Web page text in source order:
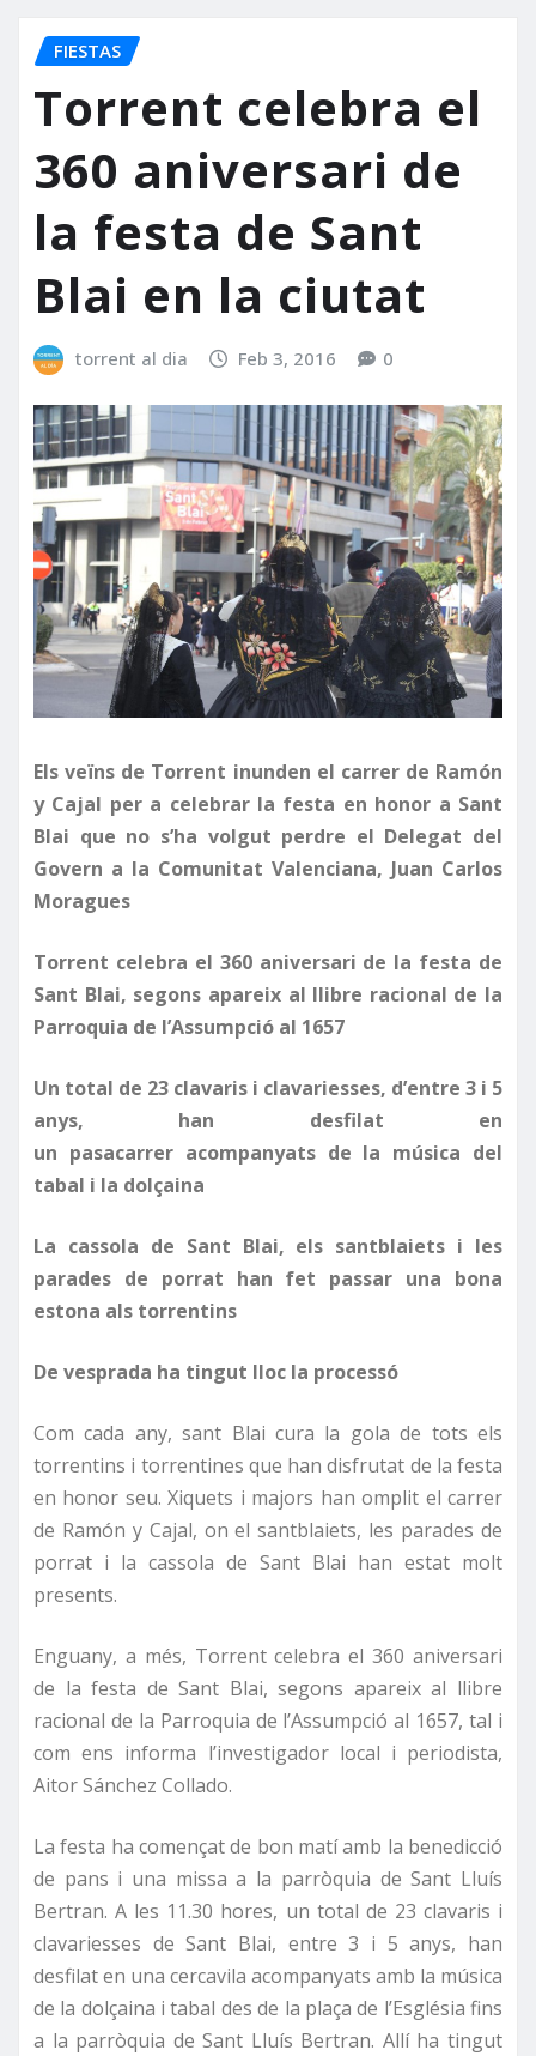
FIESTAS
Torrent celebra el
360 aniversari de
la festa de Sant
Blai en la ciutat
torrent al dia Feb 3, 2016 0
Els veïns de Torrent inunden el carrer de Ramón
y Cajal per a celebrar la festa en honor a Sant
Blai que no s’ha volgut perdre el Delegat del
Govern a la Comunitat Valenciana, Juan Carlos
Moragues
Torrent celebra el 360 aniversari de la festa de
Sant Blai, segons apareix al llibre racional de la
Parroquia de l’Assumpció al 1657
Un total de 23 clavaris i clavariesses, d’entre 3 i 5
anys, han desfilat en
un pasacarrer acompanyats de la música del
tabal i la dolçaina
La cassola de Sant Blai, els santblaiets i les
parades de porrat han fet passar una bona
estona als torrentins
De vesprada ha tingut lloc la processó
Com cada any, sant Blai cura la gola de tots els
torrentins i torrentines que han disfrutat de la festa
en honor seu. Xiquets i majors han omplit el carrer
de Ramón y Cajal, on el santblaiets, les parades de
porrat i la cassola de Sant Blai han estat molt
presents.
Enguany, a més, Torrent celebra el 360 aniversari
de la festa de Sant Blai, segons apareix al llibre
racional de la Parroquia de l’Assumpció al 1657, tal i
com ens informa l’investigador local i periodista,
Aitor Sánchez Collado.
La festa ha començat de bon matí amb la benedicció
de pans i una missa a la parròquia de Sant Lluís
Bertran. A les 11.30 hores, un total de 23 clavaris i
clavariesses de Sant Blai, entre 3 i 5 anys, han
desfilat en una cercavila acompanyats amb la música
de la dolçaina i tabal des de la plaça de l’Església fins
a la parròquia de Sant Lluís Bertran. Allí ha tingut